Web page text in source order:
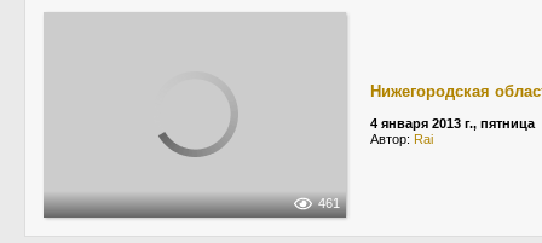
461
Нижегородская
4 января 2013 г., пятница
Автор: Rai